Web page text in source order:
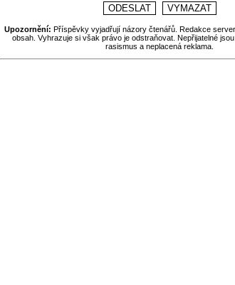
Upozornění: Příspěvky vyjadřují názory čtenářů. Redakce
obsah. Vyhrazuje si však právo je odstraňovat. Nepřijatelné
rasismus a neplacená reklama.